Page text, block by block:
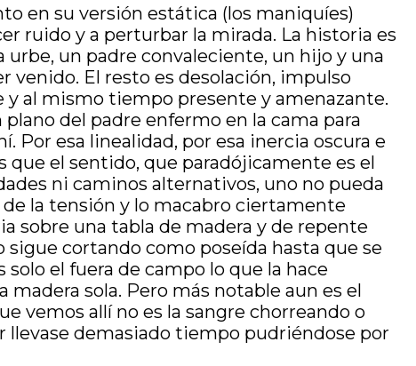
en su versión estática (los maniquíes)
ruido y a perturbar la mirada. La historia es
urbe, un padre convaleciente, un hijo y una
venido. El resto es desolación, impulso
al mismo tiempo presente y amenazante.
del padre enfermo en la cama para
Por esa linealidad, por esa inercia oscura e
que el sentido, que paradójicamente es el
ni caminos alternativos, uno no pueda
la tensión y lo macabro ciertamente
sobre una tabla de madera y de repente
cortando como poseída hasta que se
el fuera de campo lo que la hace
sola. Pero más notable aun es el
vemos allí no es la sangre chorreando o
llevase demasiado tiempo pudriéndose por